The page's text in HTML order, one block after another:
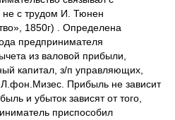
не с трудом И. Тюнен
1850г) . Определена
предпринимателя
из валовой прибыли,
капитал, з/п управляющих,
Прибыль не зависит
и убыток зависят от того,
приспособил